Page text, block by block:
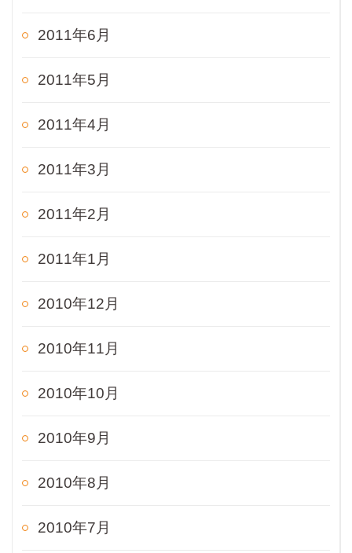
2011年6月
2011年5月
2011年4月
2011年3月
2011年2月
2011年1月
2010年12月
2010年11月
2010年10月
2010年9月
2010年8月
2010年7月